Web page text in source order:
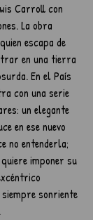
Carroll con
La obra
escapa de
en una tierra
En el País
con una serie
un elegante
en ese nuevo
no entenderla;
imponer su
sonriente